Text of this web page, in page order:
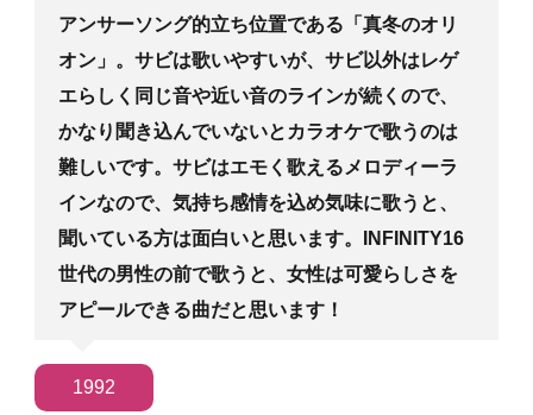
アンサーソング的立ち位置である「真冬のオリ
オン」。サビは歌いやすいが、サビ以外はレゲ
エらしく同じ音や近い音のラインが続くので、
かなり聞き込んでいないとカラオケで歌うのは
難しいです。サビはエモく歌えるメロディーラ
インなので、気持ち感情を込め気味に歌うと、
聞いている方は面白いと思います。INFINITY16
世代の男性の前で歌うと、女性は可愛らしさを
アピールできる曲だと思います！
1992